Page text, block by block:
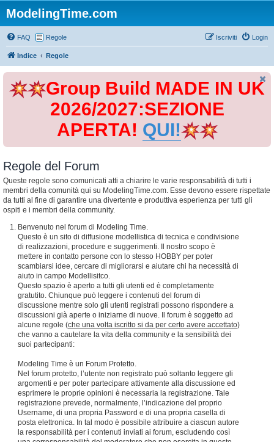
ModelingTime.com
FAQ Regole Login
Iscriviti
Indice Regole
Group Build MADE IN UK
2026/2027:SEZIONE
APERTA! QUI!
Regole del Forum
Queste regole sono comunicati atti a chiarire le varie responsabilità di tutti i
membri della comunità qui su ModelingTime.com. Esse devono essere rispettate
da tutti al fine di garantire una divertente e produttiva esperienza per tutti gli
ospiti e i membri della community.
Benvenuto nel forum di Modeling Time.
Questo è un sito di diffusione modellistica di tecnica e condivisione
di realizzazioni, procedure e suggerimenti. Il nostro scopo è
mettere in contatto persone con lo stesso HOBBY per poter
scambiarsi idee, cercare di migliorarsi e aiutare chi ha necessità di
aiuto in campo Modellisitco.
Questo spazio è aperto a tutti gli utenti ed è completamente
gratutito. Chiunque può leggere i contenuti del forum di
discussione mentre solo gli utenti registrati possono rispondere a
discussioni già aperte o iniziarne di nuove. Il forum è soggetto ad
alcune regole (che una volta iscritto si da per certo avere accettato)
che vanno a cautelare la vita della community e la sensibilità dei
suoi partecipanti:
Modeling Time è un Forum Protetto.
Nel forum protetto, l’utente non registrato può soltanto leggere gli
argomenti e per poter partecipare attivamente alla discussione ed
esprimere le proprie opinioni è necessaria la registrazione. Tale
registrazione prevede, normalmente, l’indicazione del proprio
Username, di una propria Password e di una propria casella di
posta elettronica. In tal modo è possibile attribuire a ciascun autore
la responsabilità per i contenuti inviati ai forum, escludendo così